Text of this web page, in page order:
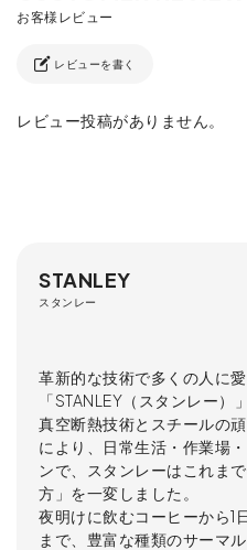
レビューを書く
レビュー投稿がありません。
STANLEY
スタンレー
革新的な技術で多くの人に
「STANLEY（スタンレー）」
真空断熱技術とスチールの
により、日常生活・作業場
ンで、スタンレーはこれま
方」を一変しました。
夜明けに飲むコーヒーから1
まで、豊富な種類のサーマ